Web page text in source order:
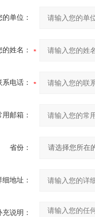
的单位：
的姓名：
系电话：
用邮箱：
省份：
细地址：
充说明：